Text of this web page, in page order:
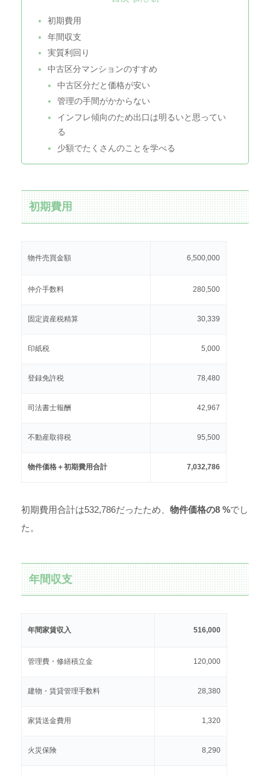
初期費用
年間収支
実質利回り
中古区分マンションのすすめ
中古区分だと価格が安い
管理の手間がかからない
インフレ傾向のため出口は明るいと思ってい
る
少額でたくさんのことを学べる
初期費用
物件売買金額 6,500,000
仲介手数料 280,500
固定資産税精算 30,339
印紙税 5,000
登録免許税 78,480
司法書士報酬 42,967
不動産取得税 95,500
物件価格＋初期費用合計 7,032,786
初期費用合計は532,786だったため、 物件価格の8 %でし
た。
年間収支
年間家賃収入 516,000
管理費・修繕積立金 120,000
建物・賃貸管理手数料 28,380
家賃送金費用 1,320
火災保険 8,290